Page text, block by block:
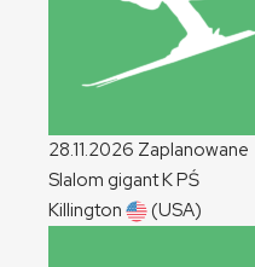
28.11.2026 Zaplanowane
Slalom gigantKPŚ
Killington
(USA)